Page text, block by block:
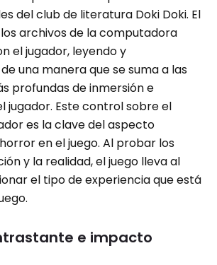
del club de literatura Doki Doki. El
archivos de la computadora
el jugador, leyendo y
una manera que se suma a las
profundas de inmersión e
jugador. Este control sobre el
es la clave del aspecto
en el juego. Al probar los
y la realidad, el juego lleva al
el tipo de experiencia que está
e impacto